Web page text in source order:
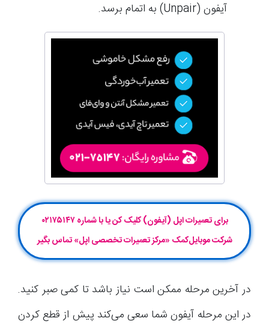
آیفون (Unpair) به اتمام برسد.
برای تعمیرات اپل (آیفون) کلیک کن یا با شماره ۰۲۱۷۵۱۴۷
شرکت موبایل‌کمک «مرکز تعمیرات تخصصی اپل» تماس بگیر
در آخرین مرحله ممکن است نیاز باشد تا کمی صبر کنید.
در این مرحله آیفون شما سعی می‌کند پیش از قطع کردن